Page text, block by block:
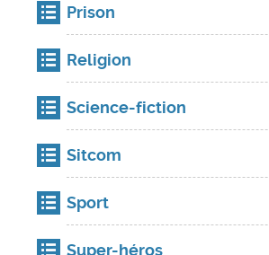
Prison
Religion
Science-fiction
Sitcom
Sport
Super-héros